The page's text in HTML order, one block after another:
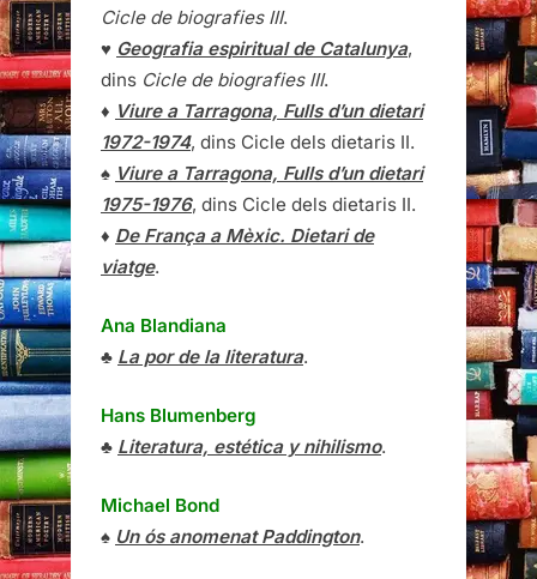
Cicle de biografies III.
♥ Geografia espiritual de Catalunya,
dins Cicle de biografies III.
♦ Viure a Tarragona, Fulls d’un dietari
1972-1974, dins Cicle dels dietaris II.
♠ Viure a Tarragona, Fulls d’un dietari
1975-1976, dins Cicle dels dietaris II.
♦ De França a Mèxic. Dietari de
viatge.
Ana Blandiana
♣ La por de la literatura.
Hans Blumenberg
♣ Literatura, estética y nihilismo.
Michael Bond
♠ Un ós anomenat Paddington.